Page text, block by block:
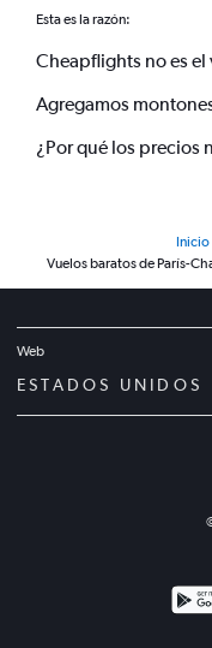
Esta es la razón:
Cheapflights no es
Agregamos
¿Por qué los precios
Inicio
Vuelos baratos de París-
Web
ESTADOS UNIDOS